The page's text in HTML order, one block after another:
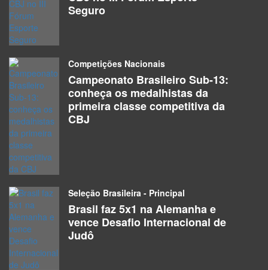
Seguro
Competições Nacionais
Campeonato Brasileiro Sub-13:
conheça os medalhistas da
primeira classe competitiva da
CBJ
Seleção Brasileira - Principal
Brasil faz 5x1 na Alemanha e
vence Desafio Internacional de
Judô